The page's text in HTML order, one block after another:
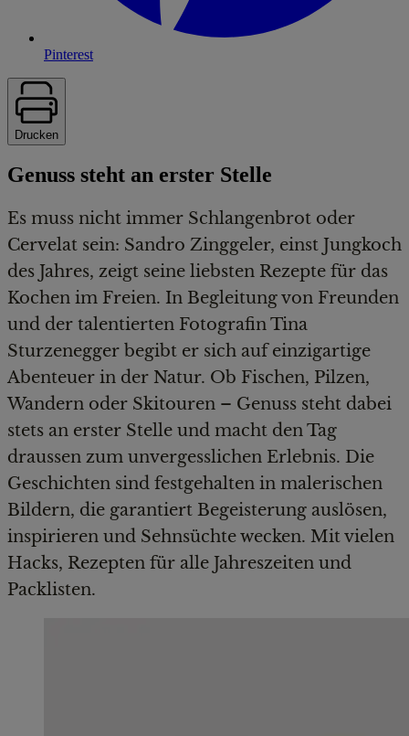
Pinterest
Drucken
Genuss steht an erster Stelle
Es muss nicht immer Schlangenbrot oder
Cervelat sein: Sandro Zinggeler, einst Jungkoch
des Jahres, zeigt seine liebsten Rezepte für das
Kochen im Freien. In Begleitung von Freunden
und der talentierten Fotografin Tina
Sturzenegger begibt er sich auf einzigartige
Abenteuer in der Natur. Ob Fischen, Pilzen,
Wandern oder Skitouren – Genuss steht dabei
stets an erster Stelle und macht den Tag
draussen zum unvergesslichen Erlebnis. Die
Geschichten sind festgehalten in malerischen
Bildern, die garantiert Begeisterung auslösen,
inspirieren und Sehnsüchte wecken. Mit vielen
Hacks, Rezepten für alle Jahreszeiten und
Packlisten.